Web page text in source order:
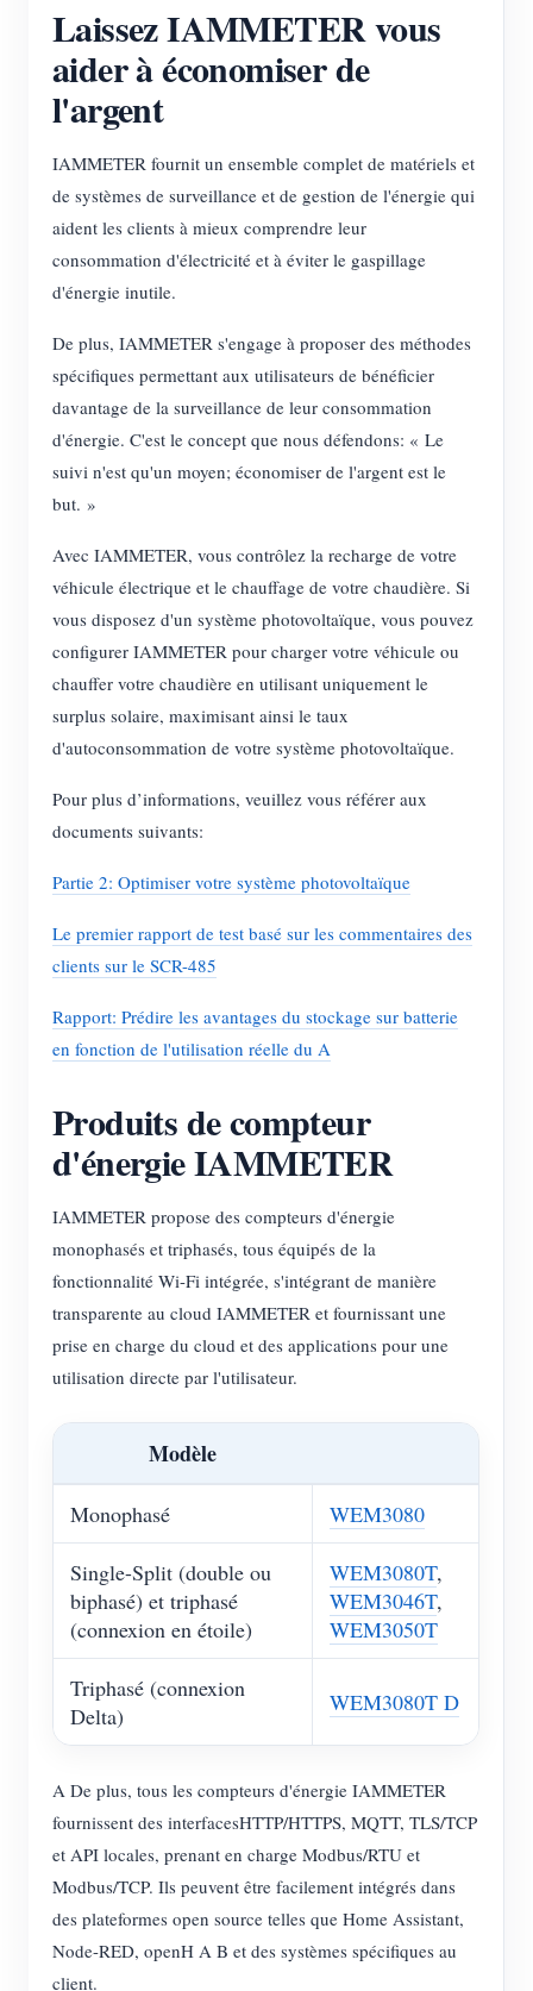
Laissez IAMMETER vous
aider à économiser de
l'argent
IAMMETER fournit un ensemble complet de matériels et
de systèmes de surveillance et de gestion de l'énergie qui
aident les clients à mieux comprendre leur
consommation d'électricité et à éviter le gaspillage
d'énergie inutile.
De plus, IAMMETER s'engage à proposer des méthodes
spécifiques permettant aux utilisateurs de bénéficier
davantage de la surveillance de leur consommation
d'énergie. C'est le concept que nous défendons: « Le
suivi n'est qu'un moyen; économiser de l'argent est le
but. »
Avec IAMMETER, vous contrôlez la recharge de votre
véhicule électrique et le chauffage de votre chaudière. Si
vous disposez d'un système photovoltaïque, vous pouvez
configurer IAMMETER pour charger votre véhicule ou
chauffer votre chaudière en utilisant uniquement le
surplus solaire, maximisant ainsi le taux
d'autoconsommation de votre système photovoltaïque.
Pour plus d’informations, veuillez vous référer aux
documents suivants:
Partie 2: Optimiser votre système photovoltaïque
Le premier rapport de test basé sur les commentaires des
clients sur le SCR-485
Rapport: Prédire les avantages du stockage sur batterie
en fonction de l'utilisation réelle du A
Produits de compteur
d'énergie IAMMETER
IAMMETER propose des compteurs d'énergie
monophasés et triphasés, tous équipés de la
fonctionnalité Wi-Fi intégrée, s'intégrant de manière
transparente au cloud IAMMETER et fournissant une
prise en charge du cloud et des applications pour une
utilisation directe par l'utilisateur.
Modèle
Monophasé WEM3080
Single-Split (double ou
biphasé) et triphasé
(connexion en étoile)
WEM3080T,
WEM3046T,
WEM3050T
Triphasé (connexion
Delta)
WEM3080T D
A De plus, tous les compteurs d'énergie IAMMETER
fournissent des interfacesHTTP/HTTPS, MQTT, TLS/TCP
et API locales, prenant en charge Modbus/RTU et
Modbus/TCP. Ils peuvent être facilement intégrés dans
des plateformes open source telles que Home Assistant,
Node-RED, openH A B et des systèmes spécifiques au
client.